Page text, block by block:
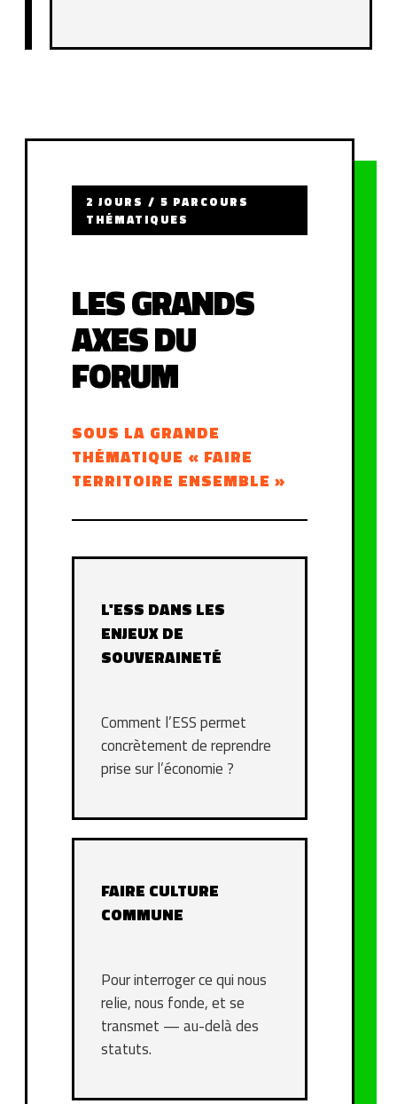
2 JOURS / 5 PARCOURS
THÉMATIQUES
LES GRANDS
AXES DU
FORUM
SOUS LA GRANDE
THÉMATIQUE « FAIRE
TERRITOIRE ENSEMBLE »
L'ESS DANS LES
ENJEUX DE
SOUVERAINETÉ
Comment l’ESS permet
concrètement de reprendre
prise sur l’économie ?
FAIRE CULTURE
COMMUNE
Pour interroger ce qui nous
relie, nous fonde, et se
transmet — au-delà des
statuts.